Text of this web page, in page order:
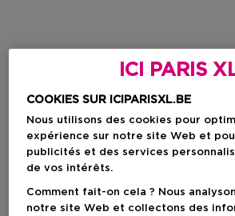
ICI PARIS
COOKIES SUR ICIPARISXL.BE
Nous utilisons des cookies pour
expérience sur notre site Web et
publicités et des services
de vos intérêts.
Comment fait-on cela ? Nous
notre site Web et collectons des